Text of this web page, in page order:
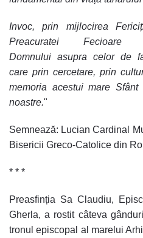
Invoc, prin mijlocirea
Preacuratei Fecioare
Domnului asupra celor de
care prin cercetare, prin
memoria acestui mare
noastre."
Semnează: Lucian Cardinal
Bisericii Greco-Catolice din
* * *
Preasfinția Sa Claudiu,
Gherla, a rostit câteva
tronul episcopal al marelui